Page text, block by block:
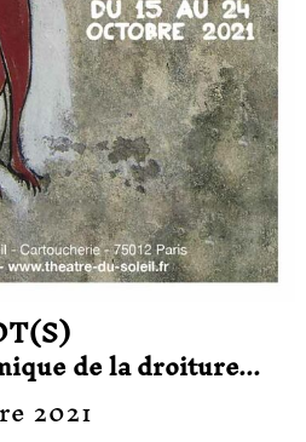
de la droiture...
2021